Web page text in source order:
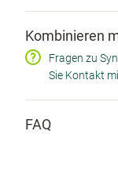
Kombinieren
Fragen zu
Sie Kontakt
FAQ